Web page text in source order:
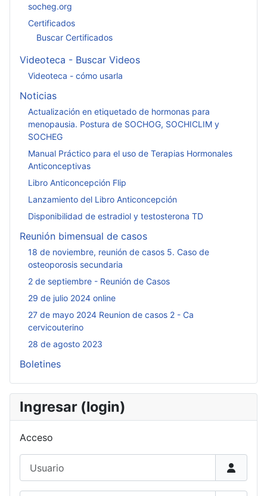
socheg.org
Certificados
Buscar Certificados
Videoteca - Buscar Videos
Videoteca - cómo usarla
Noticias
Actualización en etiquetado de hormonas para
menopausia. Postura de SOCHOG, SOCHICLIM y
SOCHEG
Manual Práctico para el uso de Terapias Hormonales
Anticonceptivas
Libro Anticoncepción Flip
Lanzamiento del Libro Anticoncepción
Disponibilidad de estradiol y testosterona TD
Reunión bimensual de casos
18 de noviembre, reunión de casos 5. Caso de
osteoporosis secundaria
2 de septiembre - Reunión de Casos
29 de julio 2024 online
27 de mayo 2024 Reunion de casos 2 - Ca
cervicouterino
28 de agosto 2023
Boletines
Ingresar (login)
Acceso